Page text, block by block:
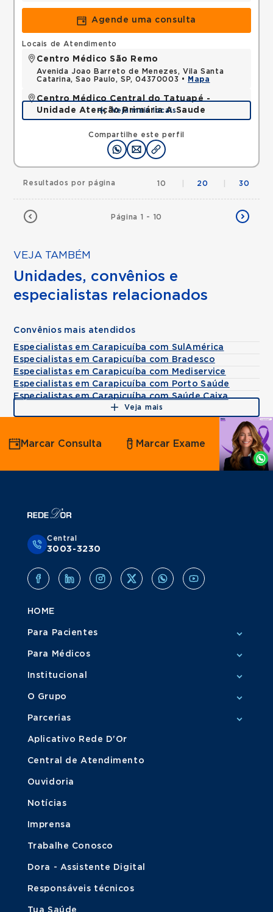
Agende uma consulta
Compartilhe este perfil
Locais de Atendimento
Centro Médico São Remo
Avenida Joao Barreto de Menezes, Vila Santa
Catarina, Sao Paulo, SP, 04370003 •
Mapa
Centro Médico Central do Tatuapé -
Unidade Atenção Primária A Saude
Avenida Alvaro Ramos, Quarta Parada, Sao Paulo,
SP, 03330002 •
Mapa
Veja mais locais
Página 1 - 10
Resultados por página 10 20 30
VEJA TAMBÉM
Unidades, convênios e
especialistas relacionados
Convênios mais atendidos
Especialistas em Carapicuíba com SulAmérica
Especialistas em Carapicuíba com Bradesco
Especialistas em Carapicuíba com Mediservice
Especialistas em Carapicuíba com Porto Saúde
Especialistas em Carapicuíba com Saúde Caixa
Veja mais
Agende
por
Whatsapp
Marcar Consulta Marcar Exame
Central
3003-3230
HOME
Para Pacientes
Para Médicos
Institucional
O Grupo
Parcerias
Aplicativo Rede D'Or
Central de Atendimento
Ouvidoria
Notícias
Imprensa
Trabalhe Conosco
Dora - Assistente Digital
Responsáveis técnicos
Tua Saúde